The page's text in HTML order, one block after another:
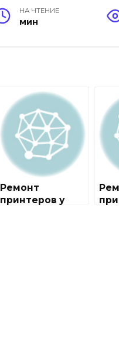
НА ЧТЕНИЕ
мин
Ремонт
принтеров у